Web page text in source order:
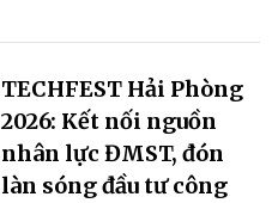
TECHFEST Hải Phòng
2026: Kết nối nguồn
nhân lực ĐMST, đón
làn sóng đầu tư công